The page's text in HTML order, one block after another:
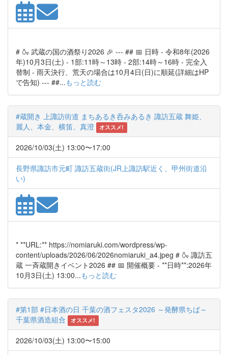
# 🍶 武蔵の国の酒祭り2026 🎉 --- ## 📅 日時 - 令和8年(2026
年)10月3日(土) - 1部:11時～13時 - 2部:14時～16時 - 完全入
替制 - 雨天決行、荒天の場合は10月4日(日)に順延(詳細はHP
で告知) --- ##...もっと読む
#蔵開き 上諏訪街道 まちあるき呑みあるき 諏訪五蔵 舞姫、
麗人、本金、横笛、真澄
オススメ!
2026/10/03(土) 13:00〜17:00
長野県諏訪市元町 諏訪五蔵街(JR上諏訪駅近く、甲州街道沿
い)
* **URL:** https://nomiaruki.com/wordpress/wp-
content/uploads/2026/06/2026nomiaruki_a4.jpeg # 🍶 諏訪五
蔵 一斉蔵開きイベント2026 ## 📅 開催概要 - **日時**:2026年
10月3日(土) 13:00...もっと読む
#第1部 #日本酒の日 千葉の酒フェスタ2026 ～発酵県ちば～
千葉県酒造組合
オススメ!
2026/10/03(土) 13:00〜15:00